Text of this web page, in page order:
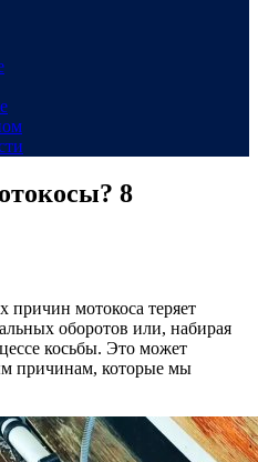
8
причин мотокоса теряет
оборотов или, набирая
косьбы. Это может
причинам, которые мы